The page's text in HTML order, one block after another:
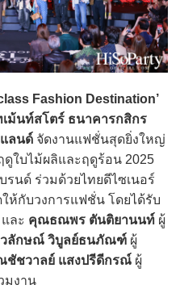
Fashion Destination’
ม้นท์สโตร์ ธนาคารกสิกร
ลนด์ จัดงานแฟชั่นสุดยิ่งใหญ่
ใบไม้ผลิและฤดูร้อน 2025
รนด์ ร่วมด้วยไทยดีไซเนอร์
ห้กับวงการแฟชั่น โดยได้รับ
ละ คุณธณพร ตันติยานนท์ ผู้
วลักษณ์ วิบูลย์ธนภัณฑ์ ผู้
ชัชวาลย์ แสงปรีดีกรณ์ ผู้
มงาน